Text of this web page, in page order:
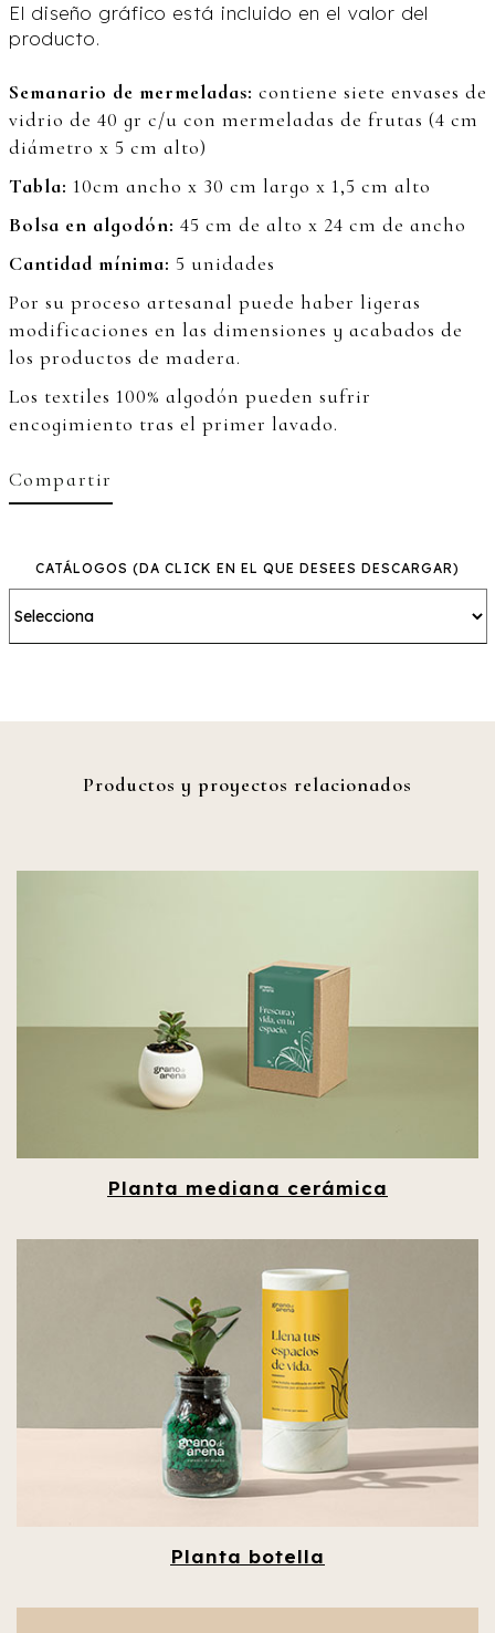
El diseño gráfico está incluido en el valor del
producto.
Semanario de mermeladas: contiene siete envases de
vidrio de 40 gr c/u con mermeladas de frutas (4 cm
diámetro x 5 cm alto)
Tabla: 10cm ancho x 30 cm largo x 1,5 cm alto
Bolsa en algodón: 45 cm de alto x 24 cm de ancho
Cantidad mínima: 5 unidades
Por su proceso artesanal puede haber ligeras
modificaciones en las dimensiones y acabados de
los productos de madera.
Los textiles 100% algodón pueden sufrir
encogimiento tras el primer lavado.
Compartir
CATÁLOGOS (DA CLICK EN EL QUE DESEES DESCARGAR)
Productos y proyectos relacionados
Planta mediana cerámica
Planta botella